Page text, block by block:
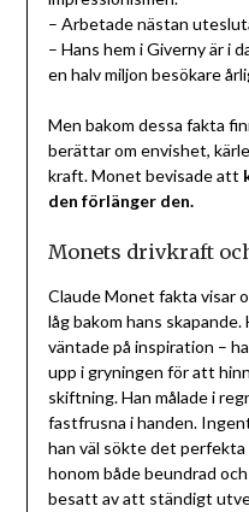
– Arbetade nästan
– Hans hem i Giverny är i
en halv miljon besökare
Men bakom dessa fakta
berättar om envishet,
kraft. Monet bevisade att
den förlänger den.
Monets drivkraft
Claude Monet fakta visar
låg bakom hans
väntade på inspiration –
upp i gryningen för att
skiftning. Han målade i
fastfrusna i handen.
han väl sökte det
honom både beundrad
besatt av att ständigt